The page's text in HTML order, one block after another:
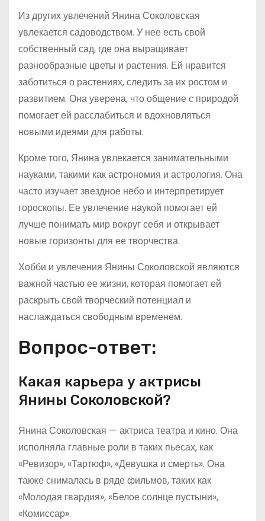
Из других увлечений Янина Соколовская
увлекается садоводством. У нее есть свой
собственный сад, где она выращивает
разнообразные цветы и растения. Ей нравится
заботиться о растениях, следить за их ростом и
развитием. Она уверена, что общение с природой
помогает ей расслабиться и вдохновляться
новыми идеями для работы.
Кроме того, Янина увлекается занимательными
науками, такими как астрономия и астрология. Она
часто изучает звездное небо и интерпретирует
гороскопы. Ее увлечение наукой помогает ей
лучше понимать мир вокруг себя и открывает
новые горизонты для ее творчества.
Хобби и увлечения Янины Соколовской являются
важной частью ее жизни, которая помогает ей
раскрыть свой творческий потенциал и
наслаждаться свободным временем.
Вопрос-ответ:
Какая карьера у актрисы
Янины Соколовской?
Янина Соколовская — актриса театра и кино. Она
исполняла главные роли в таких пьесах, как
«Ревизор», «Тартюф», «Девушка и смерть». Она
также снималась в ряде фильмов, таких как
«Молодая гвардия», «Белое солнце пустыни»,
«Комиссар».